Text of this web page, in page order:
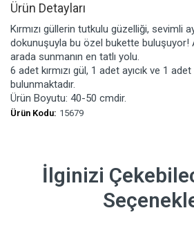
Ürün Detayları
Kırmızı güllerin tutkulu güzelliği, sevimli
dokunuşuyla bu özel bukette buluşuyor!
arada sunmanın en tatlı yolu.
6 adet kırmızı gül, 1 adet ayıcık ve 1
bulunmaktadır.
Ürün Boyutu: 40-50 cmdir.
Ürün Kodu: 15679
İlginizi